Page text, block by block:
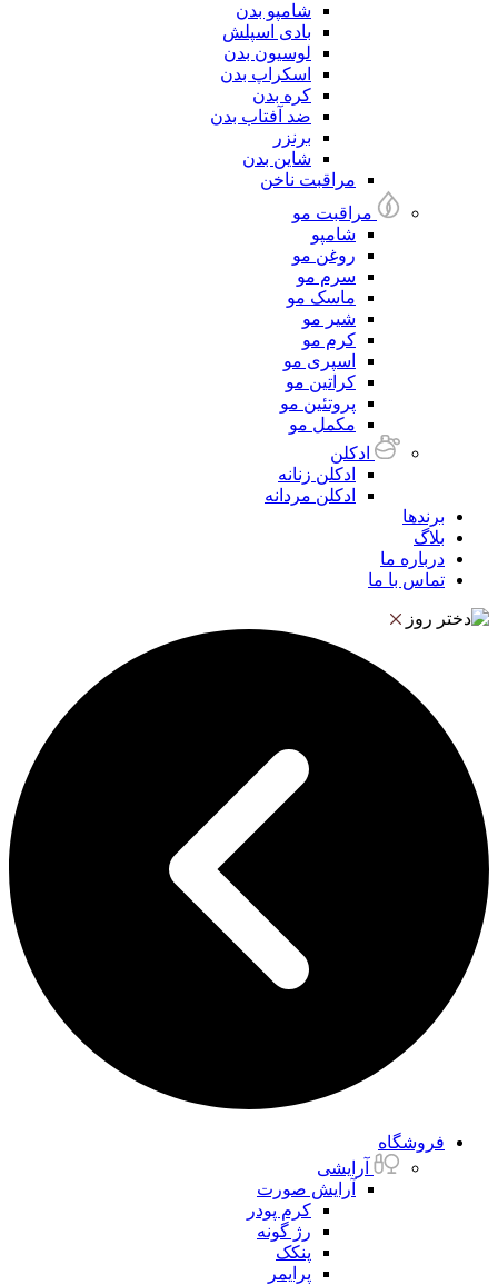
شامپو بدن
بادی اسپلش
لوسیون بدن
اسکراپ بدن
کره بدن
ضد آفتاب بدن
برنزر
شاین بدن
مراقبت ناخن
مراقبت مو
شامپو
روغن مو
سرم مو
ماسک مو
شیر مو
کرم مو
اسپری مو
کراتین مو
پروتئین مو
مکمل مو
ادکلن
ادکلن زنانه
ادکلن مردانه
برندها
بلاگ
درباره ما
تماس با ما
فروشگاه
آرایشی
آرایش صورت
کرم پودر
رژ گونه
پنکک
پرایمر